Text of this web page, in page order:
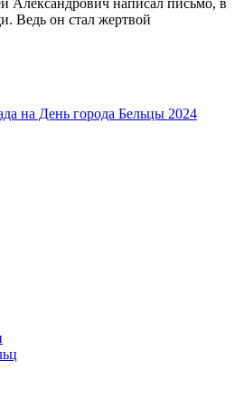
Ведь он стал жертвой
на День города Бельцы 2024